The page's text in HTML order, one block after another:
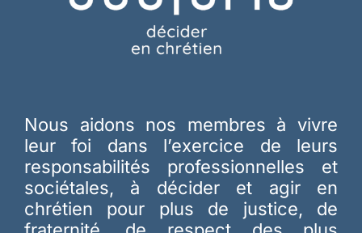
Nous aidons nos membres à vivre
leur foi dans l’exercice de leurs
responsabilités professionnelles et
sociétales, à décider et agir en
chrétien pour plus de justice, de